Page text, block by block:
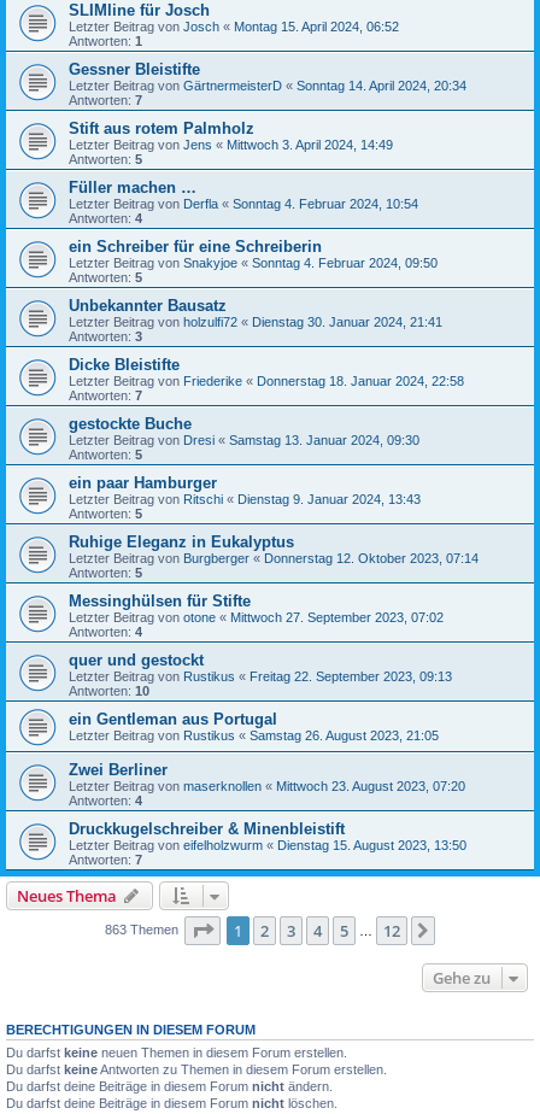
SLIMline für Josch
Letzter Beitrag von Josch « Montag 15. April 2024, 06:52
Antworten: 1
Gessner Bleistifte
Letzter Beitrag von GärtnermeisterD « Sonntag 14. April 2024, 20:34
Antworten: 7
Stift aus rotem Palmholz
Letzter Beitrag von Jens « Mittwoch 3. April 2024, 14:49
Antworten: 5
Füller machen …
Letzter Beitrag von Derfla « Sonntag 4. Februar 2024, 10:54
Antworten: 4
ein Schreiber für eine Schreiberin
Letzter Beitrag von Snakyjoe « Sonntag 4. Februar 2024, 09:50
Antworten: 5
Unbekannter Bausatz
Letzter Beitrag von holzulfi72 « Dienstag 30. Januar 2024, 21:41
Antworten: 3
Dicke Bleistifte
Letzter Beitrag von Friederike « Donnerstag 18. Januar 2024, 22:58
Antworten: 7
gestockte Buche
Letzter Beitrag von Dresi « Samstag 13. Januar 2024, 09:30
Antworten: 5
ein paar Hamburger
Letzter Beitrag von Ritschi « Dienstag 9. Januar 2024, 13:43
Antworten: 5
Ruhige Eleganz in Eukalyptus
Letzter Beitrag von Burgberger « Donnerstag 12. Oktober 2023, 07:14
Antworten: 5
Messinghülsen für Stifte
Letzter Beitrag von otone « Mittwoch 27. September 2023, 07:02
Antworten: 4
quer und gestockt
Letzter Beitrag von Rustikus « Freitag 22. September 2023, 09:13
Antworten: 10
ein Gentleman aus Portugal
Letzter Beitrag von Rustikus « Samstag 26. August 2023, 21:05
Zwei Berliner
Letzter Beitrag von maserknollen « Mittwoch 23. August 2023, 07:20
Antworten: 4
Druckkugelschreiber & Minenbleistift
Letzter Beitrag von eifelholzwurm « Dienstag 15. August 2023, 13:50
Antworten: 7
Neues Thema
863 Themen Seite 1von 12
1 2 3 4 5 12
Gehe zu
BERECHTIGUNGEN IN DIESEM FORUM
Du darfst keine neuen Themen in diesem Forum erstellen.
Du darfst keineAntworten zu Themen in diesem Forum erstellen.
Du darfst deine Beiträge in diesem Forum nicht ändern.
Du darfst deine Beiträge in diesem Forum nicht löschen.